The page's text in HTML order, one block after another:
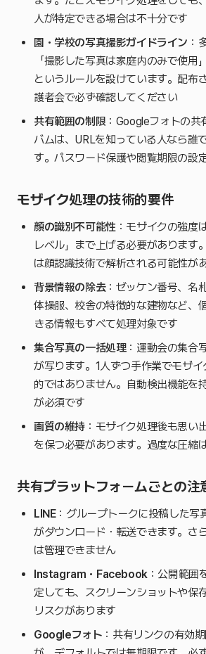
人が特定できる場合は不十分です
園・学校の写真撮影ガイドライン ：
「撮影した写真は家庭内のみで使用
というルールを設けています。配布
護者会で必ず確認してください
共有範囲の制限 ：Googleフォトの
バムは、URLを知っている人なら誰
す。パスワード保護や閲覧期限の設
モザイク処理の技術的要件
顔の識別不可能性：モザイクの強度
レベル」まで上げる必要があります
は顔認識技術で解析される可能性が
背景情報の除去：ゼッケン番号、名
体操服、校舎の特徴的な建物など、
きる情報もすべて処理対象です
集合写真の一括処理：運動会の集合
が写ります。1人ずつ手作業でモザ
的ではありません。自動検出機能を
が必須です
画質の維持 ：モザイク処理後も思い
を保つ必要があります。過度な圧縮
共有プラットフォームごとの注
LINE：グループトークに投稿した写
がダウンロード・転送できます。さ
は管理できません
Instagram・Facebook：公開範囲
定しても、スクリーンショットや保
リスクがあります
Googleフォト ：共有リンクの有効